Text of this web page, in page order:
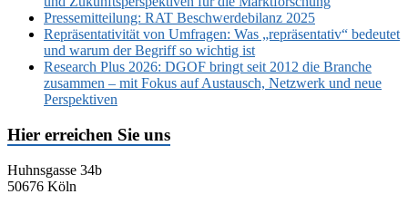
Pressemitteilung: RAT Beschwerdebilanz 2025
Repräsentativität von Umfragen: Was „repräsentativ“ bedeutet
und warum der Begriff so wichtig ist
Research Plus 2026: DGOF bringt seit 2012 die Branche
zusammen – mit Fokus auf Austausch, Netzwerk und neue
Perspektiven
Hier erreichen Sie uns
Huhnsgasse 34b
50676 Köln